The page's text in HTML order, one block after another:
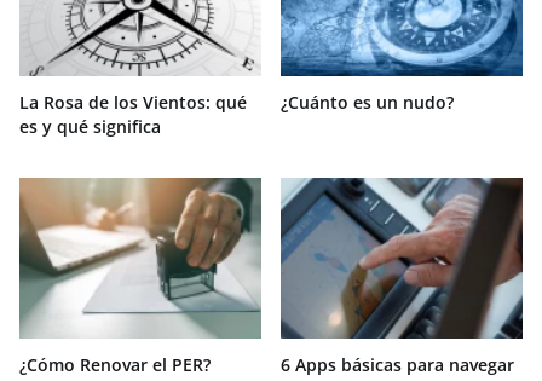
La Rosa de los Vientos: qué
es y qué significa
¿Cuánto es un nudo?
¿Cómo Renovar el PER? 6 Apps básicas para navegar